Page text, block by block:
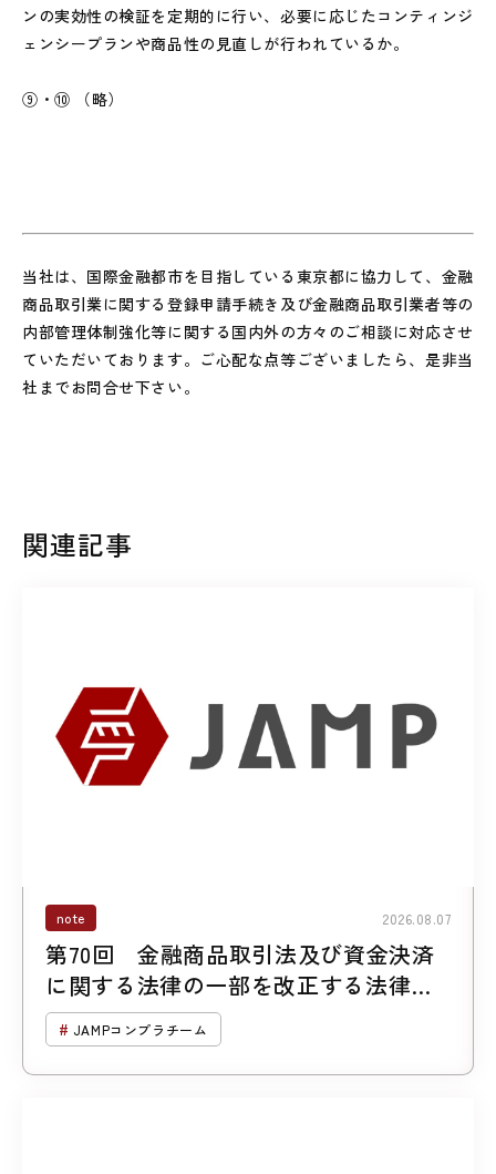
ンの実効性の検証を定期的に行い、必要に応じたコンティンジ
ェンシープランや商品性の見直しが行われているか。
⑨・⑩ （略）
当社は、国際金融都市を目指している東京都に協力して、金融
商品取引業に関する登録申請手続き及び金融商品取引業者等の
内部管理体制強化等に関する国内外の方々のご相談に対応させ
ていただいております。ご心配な点等ございましたら、是非当
社までお問合せ下さい。
関連記事
note 2026.08.07
第70回 金融商品取引法及び資金決済
に関する法律の一部を改正する法律案
について （第２回「暗号資産に係る規
制の見直し」）
JAMPコンプラチーム